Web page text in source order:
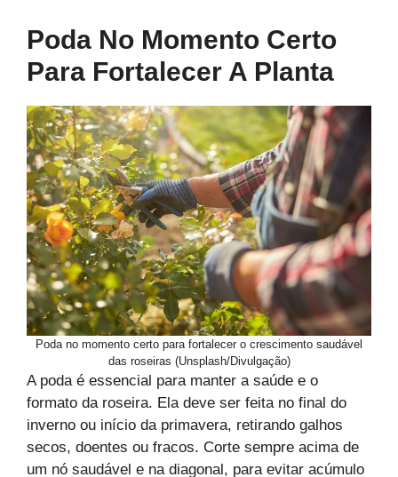
Poda No Momento Certo
Para Fortalecer A Planta
Poda no momento certo para fortalecer o crescimento saudável
das roseiras (Unsplash/Divulgação)
A poda é essencial para manter a saúde e o
formato da roseira. Ela deve ser feita no final do
inverno ou início da primavera, retirando galhos
secos, doentes ou fracos. Corte sempre acima de
um nó saudável e na diagonal, para evitar acúmulo